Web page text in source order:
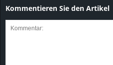
Kommentieren Sie den Artikel